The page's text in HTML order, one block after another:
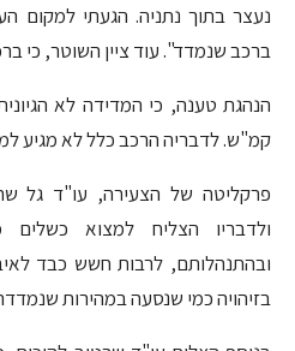
נעצר בתוך נתניה. הגעתי למקום
ברכב שנמדד". עוד ציין השוטר, כי
קמ"ש. לדבריה הרכב כלל לא מגיע
פרקליטה של הצעירה, עו"ד גל
ולדבריו הצליח למצוא כשלים
ובהתנהלותם, לרבות חשש כבד
בזיהויה כמי שנסעה במהירות